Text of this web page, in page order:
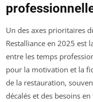
Un des axes prioritaires
Restalliance en 2025 est
entre les temps
pour la motivation et la
de la restauration,
décalés et des besoins